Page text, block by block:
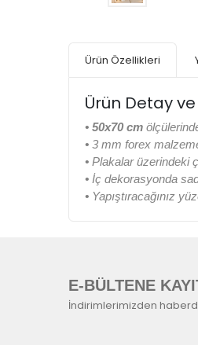
Ürün Özellikleri
Ürün Detay
• 50x70 cm
• 3 mm forex
• Plakalar üzerindeki
• İç dekorasyonda
• Yapıştıracağınız
E-BÜLTENE
İndirimlerimizden